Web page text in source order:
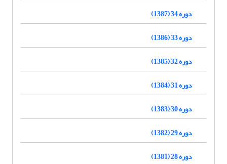
دوره 34 (1387)
دوره 33 (1386)
دوره 32 (1385)
دوره 31 (1384)
دوره 30 (1383)
دوره 29 (1382)
دوره 28 (1381)